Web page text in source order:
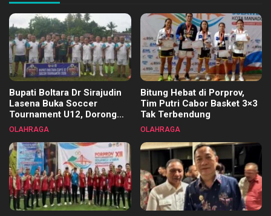
Bupati Boltara Dr Sirajudin
Lasena Buka Soccer
Tournament U12, Dorong
Pembinaan Merata di Setiap
OLAHRAGA
Bitung Hebat di Porprov,
Tim Putri Cabor Basket 3×3
Tak Terbendung
OLAHRAGA